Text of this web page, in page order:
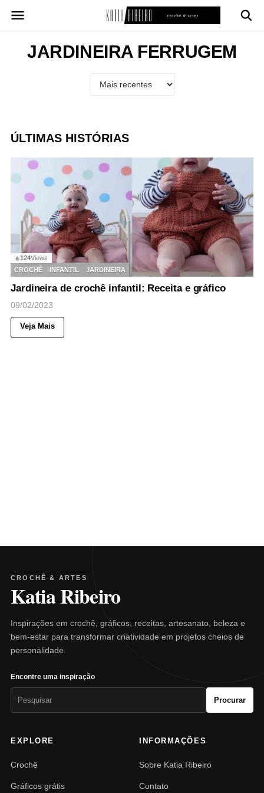
para
conteúdoJARDINEIRA FERRUGEM
ÚLTIMAS HISTÓRIAS
◉124Views
CROCHÊ
INFANTIL JARDINEIRA
Jardineira de crochê infantil: Receita e gráfico
09/02/2023
Veja Mais
CROCHÊ & ARTES
Katia Ribeiro
Inspirações em crochê, gráficos, receitas, artesanato, beleza e
bem-estar para transformar criatividade em projetos cheios de
personalidade.
Encontre uma inspiração
Procurar
EXPLORE
Crochê
Gráficos grátis
INFORMAÇÕES
Sobre Katia Ribeiro
Contato